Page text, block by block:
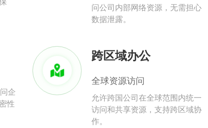
问公司内部网络资源，无需担心
数据泄露。
企
性
跨区域办公
全球资源访问
允许跨国公司在全球范围内统一
访问和共享资源，支持跨区域协
作。